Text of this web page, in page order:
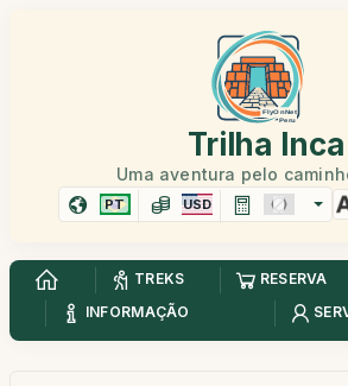
Trilha Inca
Uma aventura pelo
PT USD
TREKS RESERVA
INFORMAÇÃO